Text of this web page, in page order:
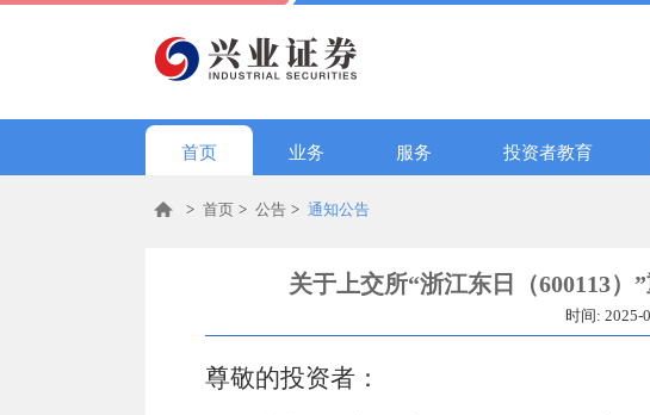
首页 业务 服务 投资者教育
> 首页 > 公告 > 通知公告
关于上交所“浙江东日（600113
时间: 2025-
尊敬的投资者：